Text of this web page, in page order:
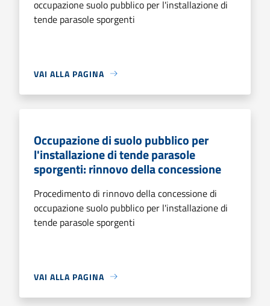
occupazione suolo pubblico per l'installazione di
tende parasole sporgenti
VAI ALLA PAGINA
Occupazione di suolo pubblico per
l'installazione di tende parasole
sporgenti: rinnovo della concessione
Procedimento di rinnovo della concessione di
occupazione suolo pubblico per l'installazione di
tende parasole sporgenti
VAI ALLA PAGINA